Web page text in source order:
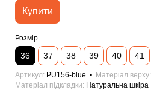
Купити
Розмір
36 37 38 39 40 41
Артикул PU156-blue Матеріал верху
Матеріал підкладки
Натуральна шкіра